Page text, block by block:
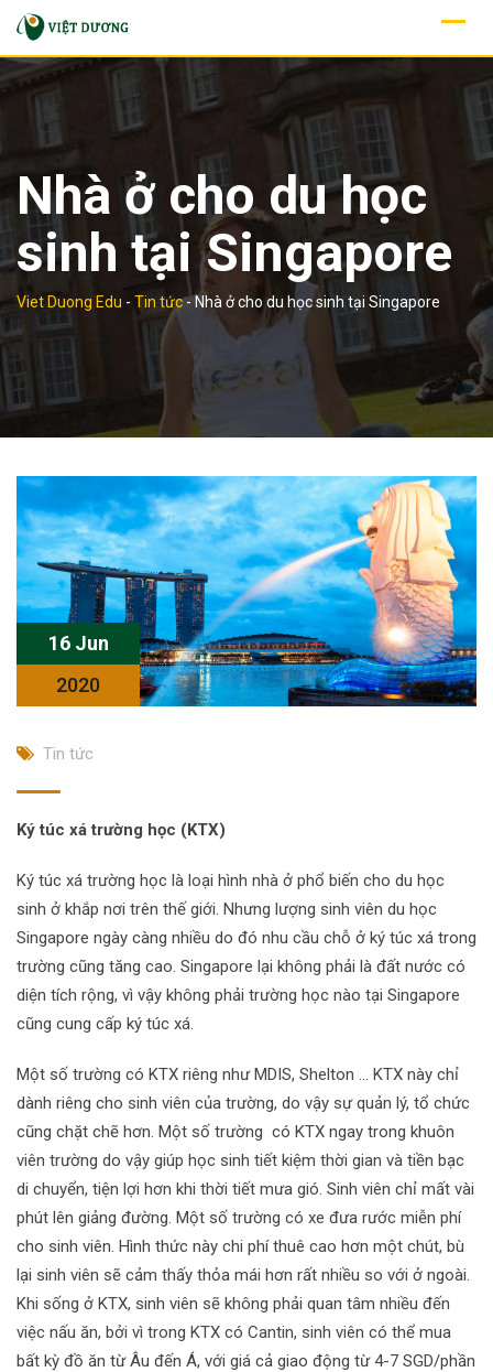
Skip
content
Nhà ở cho du học
sinh tại Singapore
Viet Duong Edu - Tin tức- Nhà ở cho du học sinh tại Singapore
16 Jun
2020
Tin tức
Ký túc xá trường học (KTX)
Ký túc xá trường học là loại hình nhà ở phổ biến cho du học
sinh ở khắp nơi trên thế giới. Nhưng lượng sinh viên du học
Singapore ngày càng nhiều do đó nhu cầu chỗ ở ký túc xá trong
trường cũng tăng cao. Singapore lại không phải là đất nước có
diện tích rộng, vì vậy không phải trường học nào tại Singapore
cũng cung cấp ký túc xá.
Một số trường có KTX riêng như MDIS, Shelton … KTX này chỉ
dành riêng cho sinh viên của trường, do vậy sự quản lý, tổ chức
cũng chặt chẽ hơn. Một số trường có KTX ngay trong khuôn
viên trường do vậy giúp học sinh tiết kiệm thời gian và tiền bạc
di chuyển, tiện lợi hơn khi thời tiết mưa gió. Sinh viên chỉ mất vài
phút lên giảng đường. Một số trường có xe đưa rước miễn phí
cho sinh viên. Hình thức này chi phí thuê cao hơn một chút, bù
lại sinh viên sẽ cảm thấy thỏa mái hơn rất nhiều so với ở ngoài.
Khi sống ở KTX, sinh viên sẽ không phải quan tâm nhiều đến
việc nấu ăn, bởi vì trong KTX có Cantin, sinh viên có thể mua
bất kỳ đồ ăn từ Âu đến Á, với giá cả giao động từ 4-7 SGD/phần